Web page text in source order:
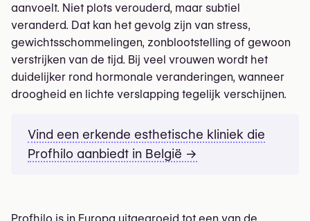
aanvoelt. Niet plots verouderd, maar subtiel
veranderd. Dat kan het gevolg zijn van stress,
gewichts­schommelingen, zonblootstelling of gewoon
verstrijken van de tijd. Bij veel vrouwen wordt het
duidelijker rond hormonale veranderingen, wanneer
droogheid en lichte verslapping tegelijk verschijnen.
Vind een erkende esthetische kliniek die
Profhilo aanbiedt in België →